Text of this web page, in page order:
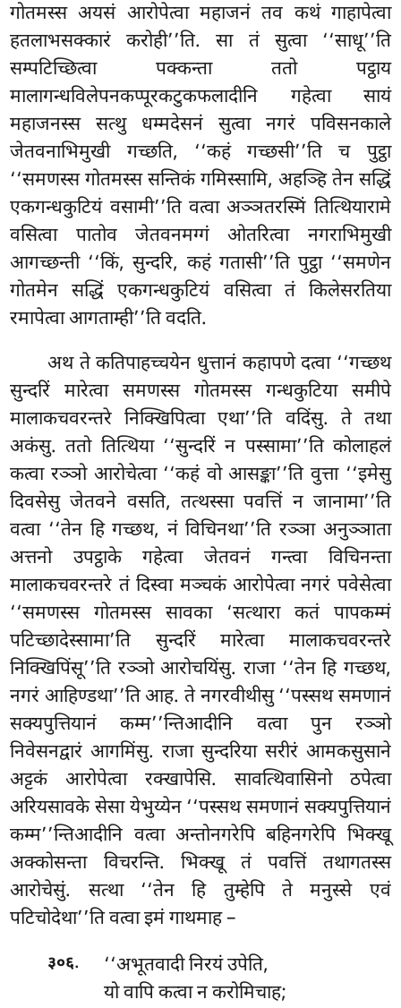
गोतमस्स अयसं आरोपेत्वा महाजनं तव कथं गाहापेत्वा
हतलाभसक्कारं करोही’’ति. सा तं सुत्वा ‘‘साधू’’ति
सम्पटिच्छित्वा पक्कन्ता ततो पट्ठाय
मालागन्धविलेपनकप्पूरकटुकफलादीनि गहेत्वा सायं
महाजनस्स सत्थु धम्मदेसनं सुत्वा नगरं पविसनकाले
जेतवनाभिमुखी गच्छति, ‘‘कहं गच्छसी’’ति च पुट्ठा
‘‘समणस्स गोतमस्स सन्तिकं गमिस्सामि, अहञ्हि तेन सद्धिं
एकगन्धकुटियं वसामी’’ति वत्वा अञ्ञतरस्मिं तित्थियारामे
वसित्वा पातोव जेतवनमग्गं ओतरित्वा नगराभिमुखी
आगच्छन्ती ‘‘किं, सुन्दरि, कहं गतासी’’ति पुट्ठा ‘‘समणेन
गोतमेन सद्धिं एकगन्धकुटियं वसित्वा तं किलेसरतिया
रमापेत्वा आगताम्ही’’ति वदति.
अथ ते कतिपाहच्चयेन धुत्तानं कहापणे दत्वा ‘‘गच्छथ
सुन्दरिं मारेत्वा समणस्स गोतमस्स गन्धकुटिया समीपे
मालाकचवरन्तरे निक्खिपित्वा एथा’’ति वदिंसु. ते तथा
अकंसु. ततो तित्थिया ‘‘सुन्दरिं न पस्सामा’’ति कोलाहलं
कत्वा रञ्ञो आरोचेत्वा ‘‘कहं वो आसङ्का’’ति वुत्ता ‘‘इमेसु
दिवसेसु जेतवने वसति, तत्थस्सा पवत्तिं न जानामा’’ति
वत्वा ‘‘तेन हि गच्छथ, नं विचिनथा’’ति रञ्ञा अनुञ्ञाता
अत्तनो उपट्ठाके गहेत्वा जेतवनं गन्त्वा विचिनन्ता
मालाकचवरन्तरे तं दिस्वा मञ्चकं आरोपेत्वा नगरं पवेसेत्वा
‘‘समणस्स गोतमस्स सावका ‘सत्थारा कतं पापकम्मं
पटिच्छादेस्सामा’ति सुन्दरिं मारेत्वा मालाकचवरन्तरे
निक्खिपिंसू’’ति रञ्ञो आरोचयिंसु. राजा ‘‘तेन हि गच्छथ,
नगरं आहिण्डथा’’ति आह. ते नगरवीथीसु ‘‘पस्सथ समणानं
सक्यपुत्तियानं कम्म’’न्तिआदीनि वत्वा पुन रञ्ञो
निवेसनद्वारं आगमिंसु. राजा सुन्दरिया सरीरं आमकसुसाने
अट्टकं आरोपेत्वा रक्खापेसि. सावत्थिवासिनो ठपेत्वा
अरियसावके सेसा येभुय्येन ‘‘पस्सथ समणानं सक्यपुत्तियानं
कम्म’’न्तिआदीनि वत्वा अन्तोनगरेपि बहिनगरेपि भिक्खू
अक्कोसन्ता विचरन्ति. भिक्खू तं पवत्तिं तथागतस्स
आरोचेसुं. सत्था ‘‘तेन हि तुम्हेपि ते मनुस्से एवं
पटिचोदेथा’’ति वत्वा इमं गाथमाह –
३०६.
‘‘अभूतवादी निरयं उपेति,
यो वापि कत्वा न करोमिचाह;